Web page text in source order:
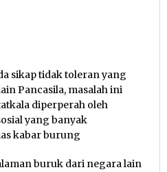
sikap tidak toleran yang
Pancasila, masalah ini
diperperah oleh
yang banyak
kabar burung
buruk dari negara lain